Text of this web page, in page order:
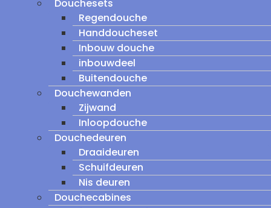
Douchesets
Regendouche
Handdoucheset
Inbouw douche
inbouwdeel
Buitendouche
Douchewanden
Zijwand
Inloopdouche
Douchedeuren
Draaideuren
Schuifdeuren
Nis deuren
Douchecabines